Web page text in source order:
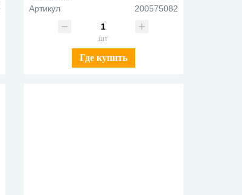
Артикул
200575082
шт
Где купить